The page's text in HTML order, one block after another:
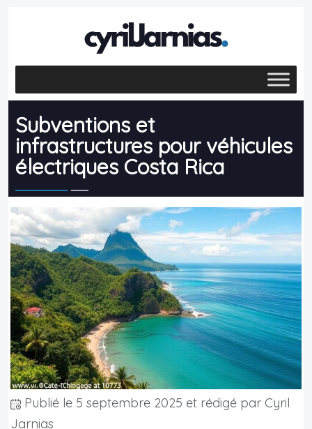
Subventions et
infrastructures pour véhicules
électriques Costa Rica
Publié le 5 septembre 2025 et rédigé par Cyril
Jarnias